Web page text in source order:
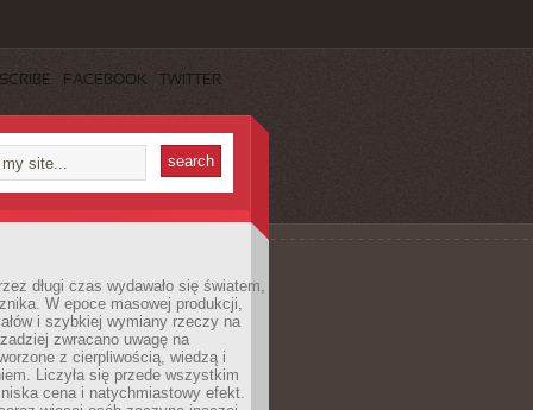
FACEBOOK TWITTER
długi czas wydawało się światem,
W epoce masowej produkcji,
i szybkiej wymiany rzeczy na
zwracano uwagę na
z cierpliwością, wiedzą i
Liczyła się przede wszystkim
cena i natychmiastowy efekt.